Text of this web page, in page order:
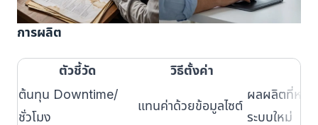
การผลิต
ตัวชี้วัด วิธีตั้งค่า
ต้นทุน Downtime/
ชั่วโมง
แทนค่าด้วยข้อมูลไซต์
ผลผลิตที่หยุด
ระบบใหม่